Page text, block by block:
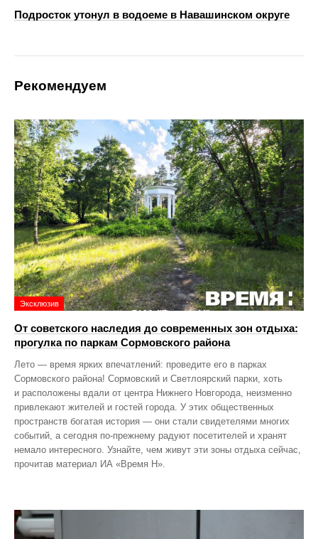
Подросток утонул в водоеме в Навашинском округе
Рекомендуем
Эксклюзив
От советского наследия до современных зон отдыха:
прогулка по паркам Сормовского района
Лето — время ярких впечатлений: проведите его в парках
Сормовского района! Сормовский и Светлоярский парки, хоть
и расположены вдали от центра Нижнего Новгорода, неизменно
привлекают жителей и гостей города. У этих общественных
пространств богатая история — они стали свидетелями многих
событий, а сегодня по‑прежнему радуют посетителей и хранят
немало интересного. Узнайте, чем живут эти зоны отдыха сейчас,
прочитав материал ИА «Время Н».